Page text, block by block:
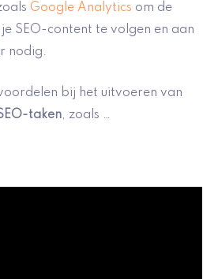
Google Analytics om de
SEO-content te volgen en aan
nodig.
bij het uitvoeren van
taken, zoals …